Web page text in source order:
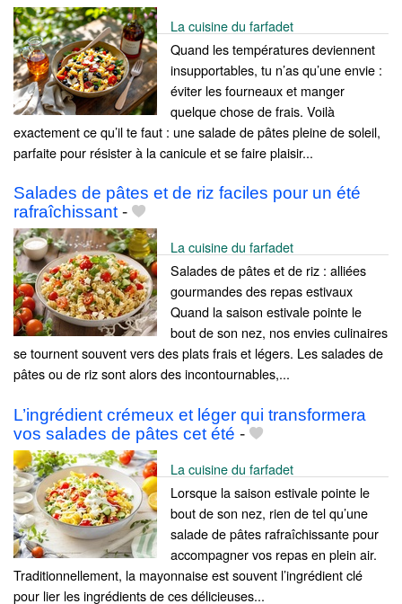
La cuisine du farfadet
Quand les températures deviennent
insupportables, tu n’as qu’une envie :
éviter les fourneaux et manger
quelque chose de frais. Voilà
exactement ce qu’il te faut : une salade de pâtes pleine de soleil,
parfaite pour résister à la canicule et se faire plaisir...
Salades de pâtes et de riz faciles pour un été
rafraîchissant-
La cuisine du farfadet
Salades de pâtes et de riz : alliées
gourmandes des repas estivaux
Quand la saison estivale pointe le
bout de son nez, nos envies culinaires
se tournent souvent vers des plats frais et légers. Les salades de
pâtes ou de riz sont alors des incontournables,...
L’ingrédient crémeux et léger qui transformera
vos salades de pâtes cet été -
La cuisine du farfadet
Lorsque la saison estivale pointe le
bout de son nez, rien de tel qu’une
salade de pâtes rafraîchissante pour
accompagner vos repas en plein air.
Traditionnellement, la mayonnaise est souvent l’ingrédient clé
pour lier les ingrédients de ces délicieuses...